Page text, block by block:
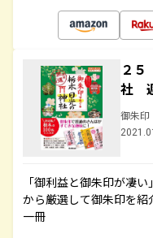
２
社
御朱印
「御利益と御朱印が凄
から厳選して御朱印を
一冊